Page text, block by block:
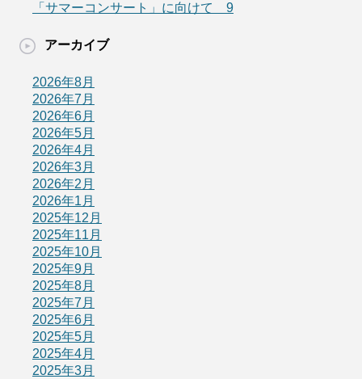
「サマーコンサート」に向けて 9
アーカイブ
2026年8月
2026年7月
2026年6月
2026年5月
2026年4月
2026年3月
2026年2月
2026年1月
2025年12月
2025年11月
2025年10月
2025年9月
2025年8月
2025年7月
2025年6月
2025年5月
2025年4月
2025年3月